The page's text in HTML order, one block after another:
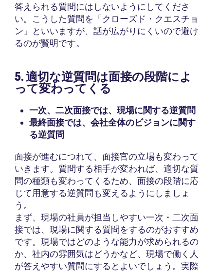
答えられる質問にはしないようにしてくださ
い。こうした質問を「クローズド・クエスチョ
ン」といいますが、話が広がりにくいので避け
るのが賢明です。
5. 適切な逆質問は面接の段階によ
って変わってくる
一次、二次面接では、現場に関する逆質問
最終面接では、会社全体のビジョンに関す
る逆質問
面接が進むにつれて、面接官の立場も変わって
いきます。質問する相手が変われば、適切な質
問の種類も変わってくるため、面接の段階に応
じて用意する逆質問も変えるようにしましょ
う。
まず、現場の社員が担当しやすい一次・二次面
接では、現場に関する質問をするのがおすすめ
です。現場ではどのような能力が求められるの
か、社内の雰囲気はどうかなど、現場で働く人
が答えやすい質問にするとよいでしょう。実際